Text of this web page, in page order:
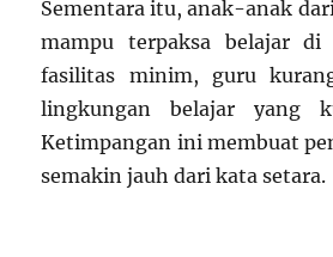
Sementara itu, anak-anak
mampu terpaksa belajar di
fasilitas minim, guru
lingkungan belajar yang
Ketimpangan ini membuat
semakin jauh dari kata setara.